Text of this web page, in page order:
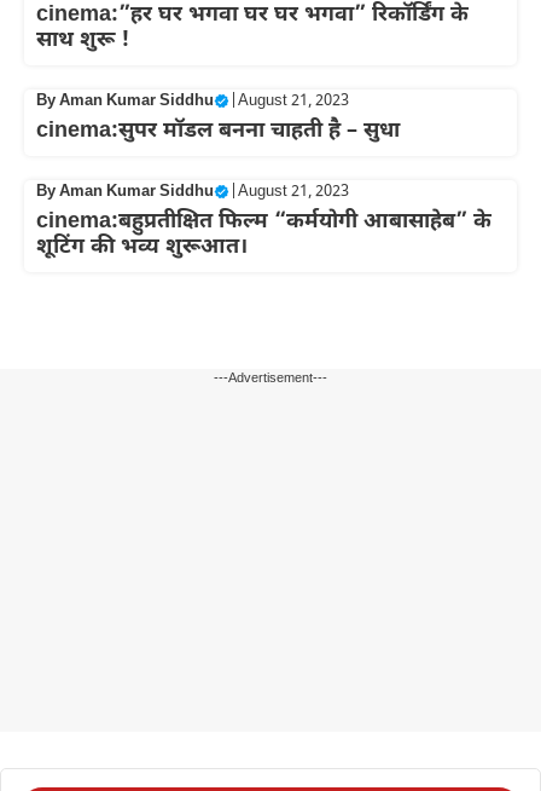
cinema:”हर घर भगवा घर घर भगवा” रिकॉर्डिंग के
साथ शुरू !
ByAman Kumar Siddhu August 21, 2023
cinema:सुपर मॉडल बनना चाहती है – सुधा
ByAman Kumar Siddhu August 21, 2023
cinema:बहुप्रतीक्षित फिल्म “कर्मयोगी आबासाहेब” के
शूटिंग की भव्य शुरूआत।
---Advertisement---